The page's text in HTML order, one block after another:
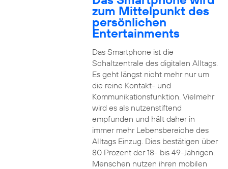
zum Mittelpunkt des
persönlichen
Entertainments
Das Smartphone ist die
Schaltzentrale des digitalen Alltags.
Es geht längst nicht mehr nur um
die reine Kontakt- und
Kommunikationsfunktion. Vielmehr
wird es als nutzenstiftend
empfunden und hält daher in
immer mehr Lebensbereiche des
Alltags Einzug. Dies bestätigen über
80 Prozent der 18- bis 49-Jährigen.
Menschen nutzen ihren mobilen